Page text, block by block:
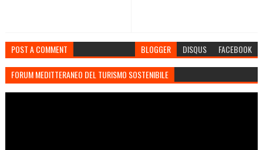
POST A COMMENT BLOGGER DISQUS FACEBOOK
FORUM MEDITTERANEO DEL TURISMO SOSTENIBILE